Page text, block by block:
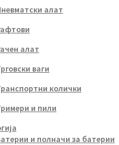
алат
алат
ваги
колички
и пили
и полначи за батерии